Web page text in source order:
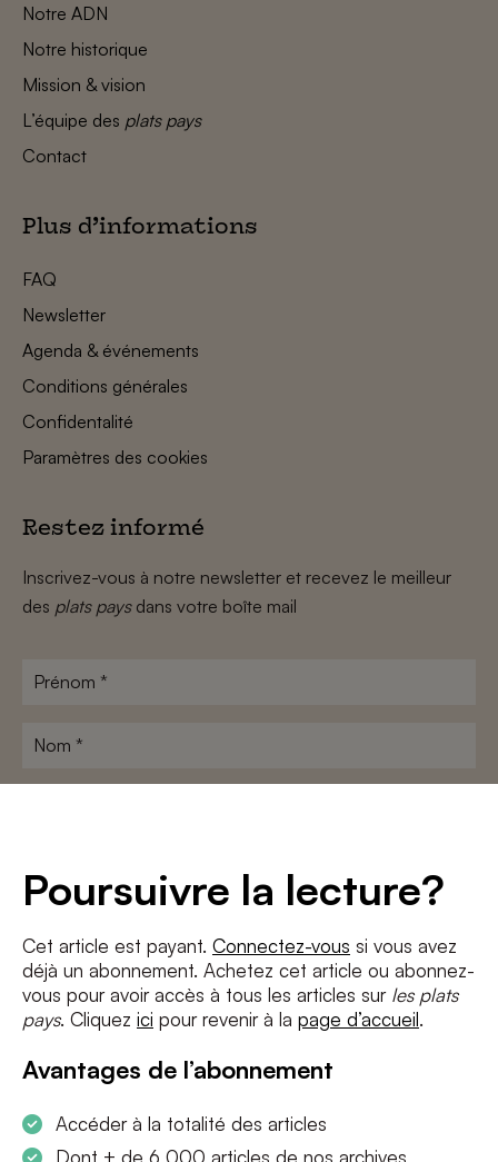
Poursuivre la lecture?
Cet article est payant. Connectez-vous si vous avez
déjà un abonnement. Achetez cet article ou abonnez-
vous pour avoir accès à tous les articles sur les plats
pays. Cliquez ici pour revenir à la page d’accueil.
Avantages de l’abonnement
Accéder à la totalité des articles
Dont + de 6 000 articles de nos archives
Notre ADN
Notre historique
Mission & vision
L’équipe des plats pays
Contact
Plus d’informations
FAQ
Newsletter
Agenda & événements
Conditions générales
Confidentalité
Paramètres des cookies
Restez informé
Inscrivez-vous à notre newsletter et recevez le meilleur
des plats paysdans votre boîte mail
Prénom
Nom
J'accepte les termes et conditions etla politique de confidentialité
S'INSCRIRE